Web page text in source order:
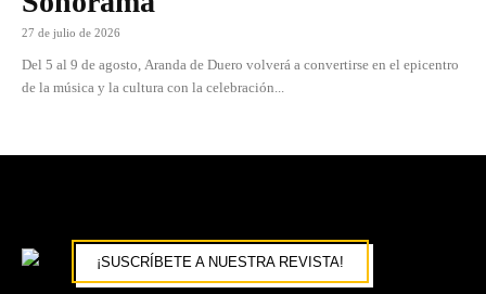
27 de julio de 2026
Del 5 al 9 de agosto, Aranda de Duero volverá a convertirse en el epicentro
de la música y la cultura con la celebración...
¡SUSCRÍBETE A NUESTRA REVISTA!